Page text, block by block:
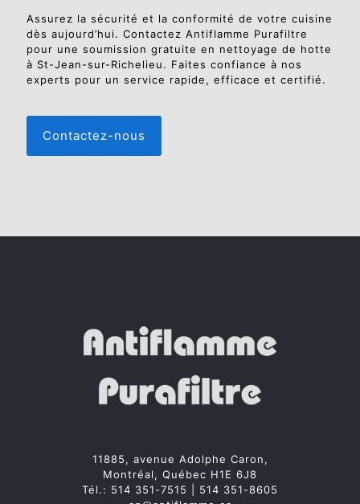
Assurez la sécurité et la conformité de votre cuisine
dès aujourd’hui. Contactez Antiflamme Purafiltre
pour une soumission gratuite en nettoyage de hotte
à St-Jean-sur-Richelieu. Faites confiance à nos
experts pour un service rapide, efficace et certifié.
Contactez-nous
11885, avenue Adolphe Caron,
Montréal, Québec H1E 6J8
Tél.: 514 351-7515
514 351-8605